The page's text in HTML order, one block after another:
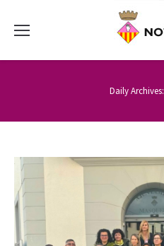
Daily Archives: